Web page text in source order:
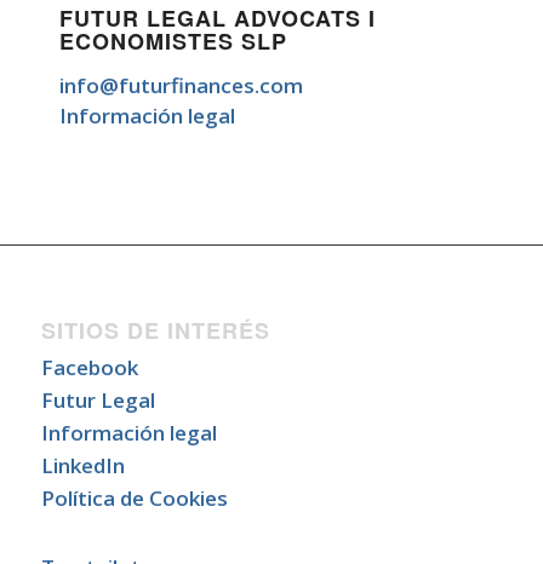
FUTUR LEGAL ADVOCATS I
ECONOMISTES SLP
info@futurfinances.com
Información legal
SITIOS DE INTERÉS
Facebook
Futur Legal
Información legal
LinkedIn
Política de Cookies